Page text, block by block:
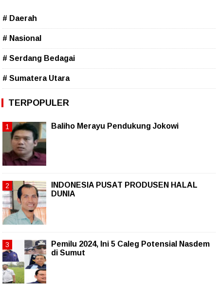
# Daerah
# Nasional
# Serdang Bedagai
# Sumatera Utara
TERPOPULER
Baliho Merayu Pendukung Jokowi
INDONESIA PUSAT PRODUSEN HALAL
DUNIA
Pemilu 2024, Ini 5 Caleg Potensial Nasdem
di Sumut